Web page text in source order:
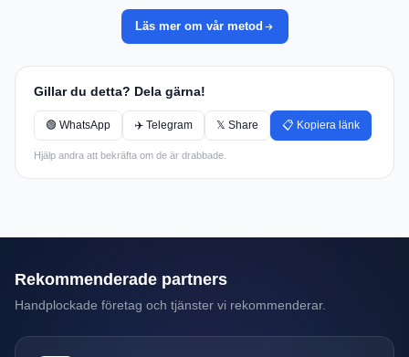
Läs mer om vår metod
Gillar du detta? Dela gärna!
🟢 WhatsApp ✈️ Telegram 𝕏 Share 📋 Kopiera länk
Hjälp andra att bekräfta om de är drabbade.
Rekommenderade partners
Handplockade företag och tjänster vi rekommenderar.